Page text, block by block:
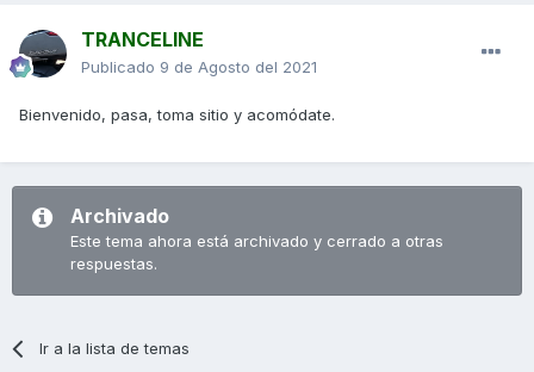
TRANCELINE
Publicado 9 de Agosto del 2021
Bienvenido, pasa, toma sitio y acomódate.
Archivado
Este tema ahora está archivado y cerrado a otras
respuestas.
Ir a la lista de temas